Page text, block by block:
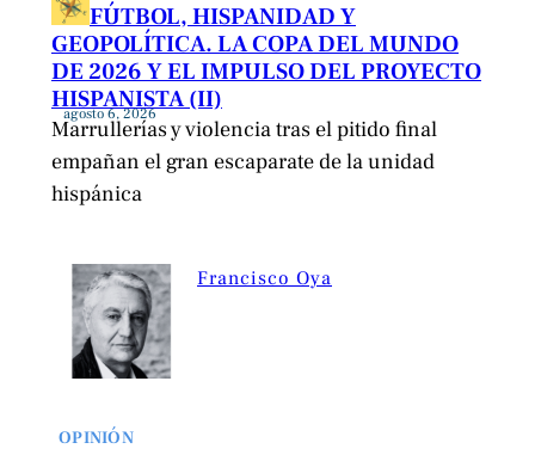
FÚTBOL, HISPANIDAD Y
GEOPOLÍTICA. LA COPA DEL MUNDO
DE 2026 Y EL IMPULSO DEL PROYECTO
HISPANISTA (II)
agosto 6, 2026
Marrullerías y violencia tras el pitido final
empañan el gran escaparate de la unidad
hispánica
Francisco Oya
OPINIÓN